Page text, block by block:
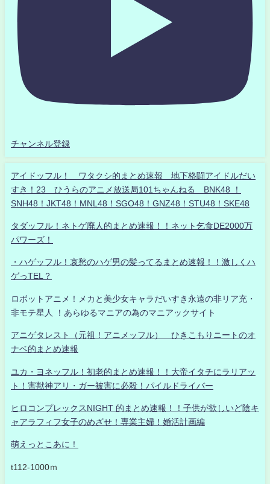
チャンネル登録
アイドッフル！ ワタクシ的まとめ速報 地下格闘アイドルだい
すき！23 ひうらのアニメ放送局101ちゃんねる BNK48 ！
SNH48！JKT48！MNL48！SGO48！GNZ48！STU48！SKE48
タダッフル！ネトゲ廃人的まとめ速報！！ネット乞食DE2000万
パワーズ！
・ハゲッフル！哀愁のハゲ男の髪ってるまとめ速報！！激しくハ
ゲっTEL？
ロボットアニメ！メカと美少女キャラだいすき永遠の非リア充・
非モテ星人 ！あらゆるマニアの為のマニアックサイト
アニゲタレスト（元祖！アニメッフル） ひきこもりニートのオ
ナベ的まとめ速報
ユカ・ヨネッフル！初老的まとめ速報！！大帝イタチにラリアッ
ト！害獣神アリ・ガー被害に必殺！パイルドライバー
ヒロコンプレックスNIGHT 的まとめ速報！！子供が欲しいど陰キ
ャアラフィフ女子のめざせ！専業主婦！婚活計画編
萌えっとこあに！
t112-1000ｍ